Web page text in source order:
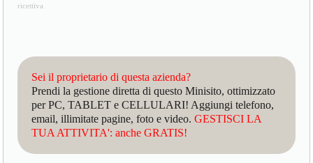
ricettiva
Sei il proprietario di questa azienda?
Prendi la gestione diretta di questo Minisito, ottimizzato
per PC, TABLET e CELLULARI! Aggiungi telefono,
email, illimitate pagine, foto e video.GESTISCI LA
TUA ATTIVITA': anche GRATIS!